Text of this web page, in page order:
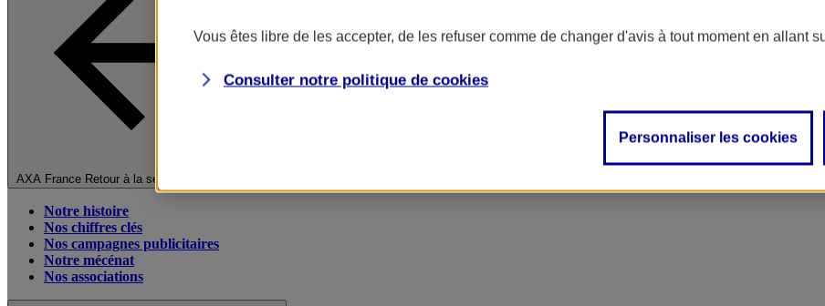
AXA France Retour à la section précédente
Notre histoire
Nos chiffres clés
Nos campagnes publicitaires
Notre mécénat
Nos associations
Vous êtes libre de les accepter, de les refuser comme de changer d'avis à tout moment en allant
Consulter notre politique de cookies
Personnaliser les cookies